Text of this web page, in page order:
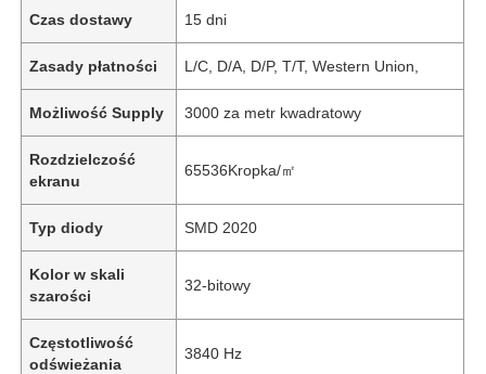
Czas dostawy 15 dni
Zasady płatności L/C, D/A, D/P, T/T, Western Union,
Możliwość Supply 3000 za metr kwadratowy
Rozdzielczość
ekranu
65536Kropka/㎡
Typ diody SMD 2020
Kolor w skali
szarości
32-bitowy
Częstotliwość
odświeżania
3840 Hz